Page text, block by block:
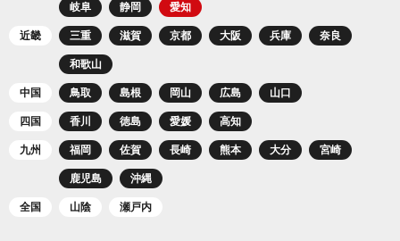
岐阜 静岡 愛知
近畿 三重 滋賀 京都 大阪 兵庫 奈良
和歌山
中国 鳥取 島根 岡山 広島 山口
四国 香川 徳島 愛媛 高知
九州 福岡 佐賀 長崎 熊本 大分 宮崎
鹿児島 沖縄
全国 山陰 瀬戸内